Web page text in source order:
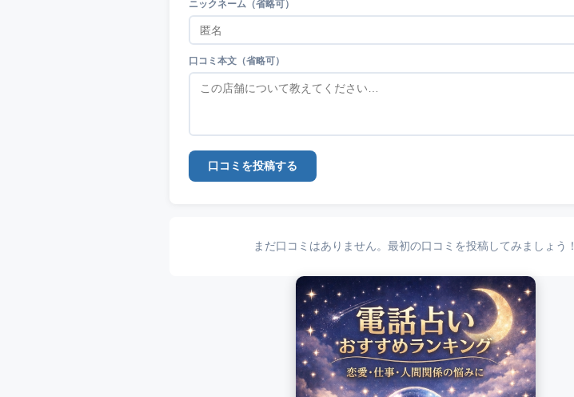
ニックネーム（省略可）
口コミ本文（省略可）
口コミを投稿する
まだ口コミはありません。最初の口コミを投稿してみましょう！